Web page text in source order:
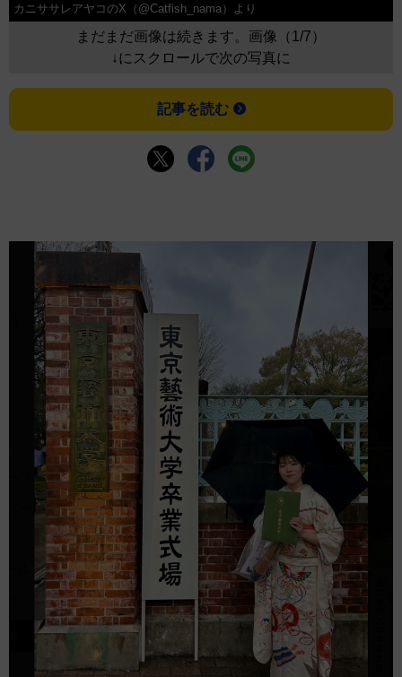
カニササレアヤコのX（@Catfish_nama）より
まだまだ画像は続きます。画像（1/7）
↓にスクロールで次の写真に
記事を読む